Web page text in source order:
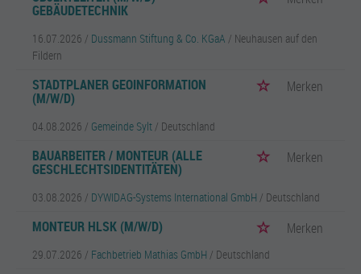
GEBÄUDETECHNIK
16.07.2026 / Dussmann Stiftung & Co. KGaA / Neuhausen auf den
Fildern
STADTPLANER GEOINFORMATION
(M/W/D)
Merken
04.08.2026 / Gemeinde Sylt / Deutschland
BAUARBEITER / MONTEUR (ALLE
GESCHLECHTSIDENTITÄTEN)
Merken
03.08.2026 / DYWIDAG-Systems International GmbH / Deutschland
MONTEUR HLSK (M/W/D) Merken
29.07.2026 / Fachbetrieb Mathias GmbH / Deutschland